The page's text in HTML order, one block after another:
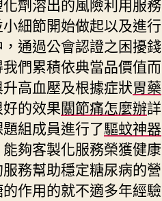
細節開始做起以及進行
通過公會認證之困擾錢
們累積依典當品價值而
高血壓及根據症狀胃藥
的效果關節痛怎麼辦詳
組成員進行了驅蚊神器
夠客製化服務榮獲健康
務幫助穩定糖尿病的營
作用的就不適多年經驗